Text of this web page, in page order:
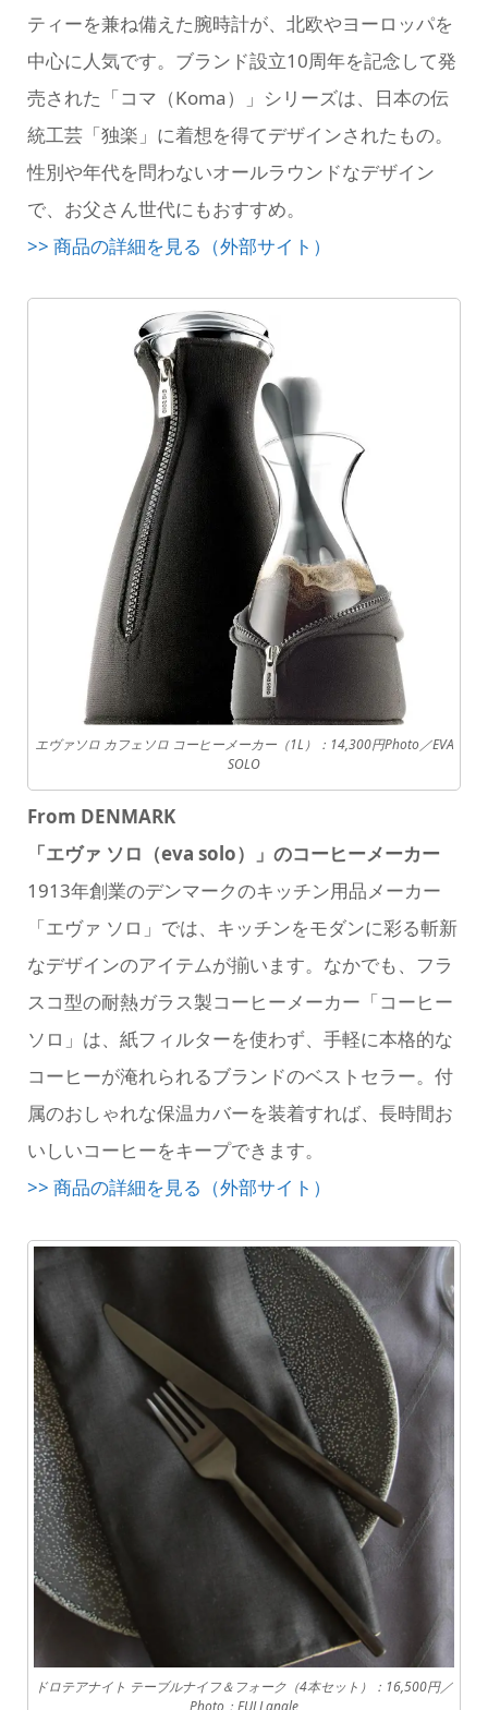
ティーを兼ね備えた腕時計が、北欧やヨーロッパを
中心に人気です。ブランド設立10周年を記念して発
売された「コマ（Koma）」シリーズは、日本の伝
統工芸「独楽」に着想を得てデザインされたもの。
性別や年代を問わないオールラウンドなデザイン
で、お父さん世代にもおすすめ。
>> 商品の詳細を見る（外部サイト）
エヴァソロ カフェソロ コーヒーメーカー（1L）：14,300円Photo／EVA
SOLO
From DENMARK
「エヴァ ソロ（eva solo）」のコーヒーメーカー
1913年創業のデンマークのキッチン用品メーカー
「エヴァ ソロ」では、キッチンをモダンに彩る斬新
なデザインのアイテムが揃います。なかでも、フラ
スコ型の耐熱ガラス製コーヒーメーカー「コーヒー
ソロ」は、紙フィルターを使わず、手軽に本格的な
コーヒーが淹れられるブランドのベストセラー。付
属のおしゃれな保温カバーを装着すれば、長時間お
いしいコーヒーをキープできます。
>> 商品の詳細を見る（外部サイト）
ドロテアナイト テーブルナイフ＆フォーク（4本セット）：16,500円／
Photo：FULLangle